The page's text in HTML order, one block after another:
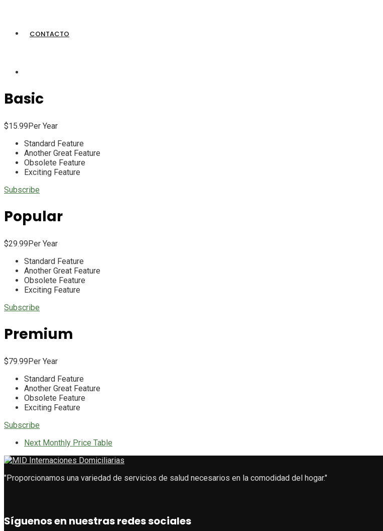
CONTACTO
Basic
$15.99Per Year
Standard Feature
Another Great Feature
Obsolete Feature
Exciting Feature
Subscribe
Popular
$29.99Per Year
Standard Feature
Another Great Feature
Obsolete Feature
Exciting Feature
Subscribe
Premium
$79.99Per Year
Standard Feature
Another Great Feature
Obsolete Feature
Exciting Feature
Subscribe
Next Monthly Price Table
"Proporcionamos una variedad de servicios de salud necesarios en la comodidad del hogar."
Síguenos en nuestras redes sociales